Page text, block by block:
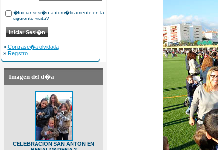
�Iniciar sesi�n autom�ticamente en la
siguiente visita?
» Contrase�a olvidada
» Registro
Imagen del d�a
CELEBRACION SAN ANTON EN